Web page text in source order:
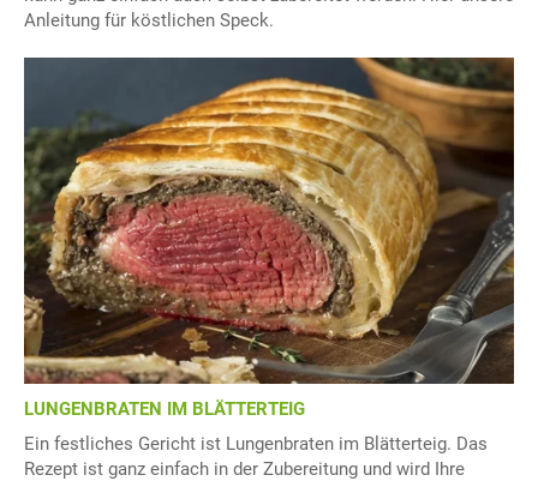
Anleitung für köstlichen Speck.
LUNGENBRATEN IM BLÄTTERTEIG
Ein festliches Gericht ist Lungenbraten im Blätterteig. Das
Rezept ist ganz einfach in der Zubereitung und wird Ihre